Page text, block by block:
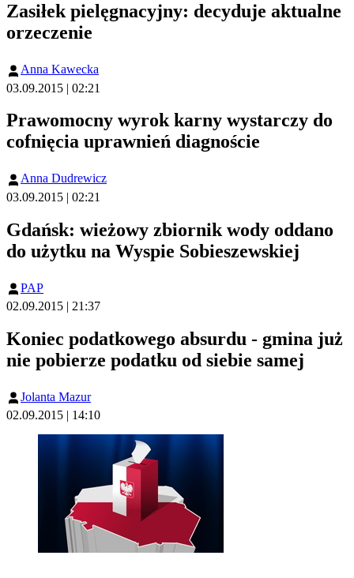
Zasiłek pielęgnacyjny: decyduje aktualne
orzeczenie
Anna Kawecka
03.09.2015 | 02:21
Prawomocny wyrok karny wystarczy do
cofnięcia uprawnień diagnoście
Anna Dudrewicz
03.09.2015 | 02:21
Gdańsk: wieżowy zbiornik wody oddano
do użytku na Wyspie Sobieszewskiej
PAP
02.09.2015 | 21:37
Koniec podatkowego absurdu - gmina już
nie pobierze podatku od siebie samej
Jolanta Mazur
02.09.2015 | 14:10